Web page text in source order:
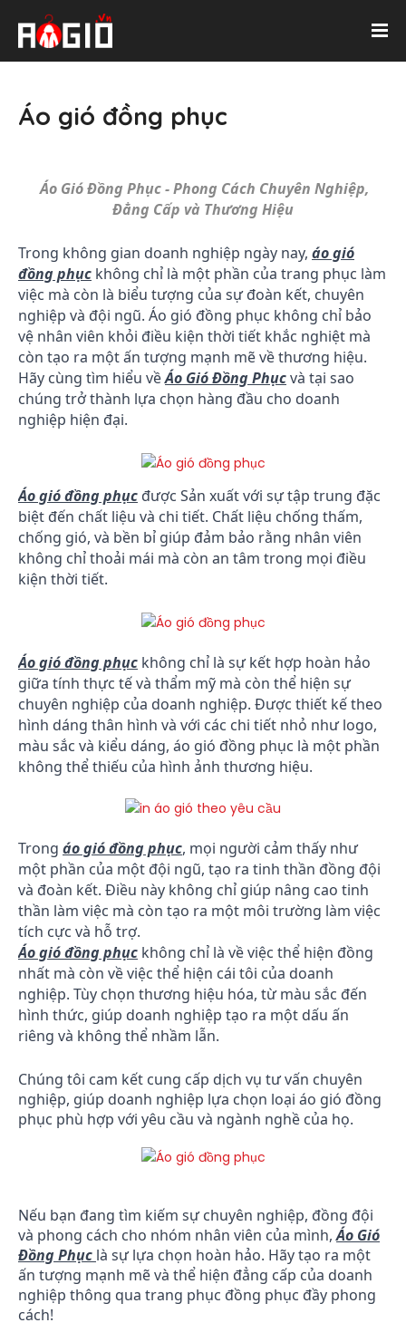
Áo gió đồng phục
Áo Gió Đồng Phục - Phong Cách Chuyên Nghiệp,
Đẳng Cấp và Thương Hiệu
Trong không gian doanh nghiệp ngày nay, áo gió
đồng phục không chỉ là một phần của trang phục làm
việc mà còn là biểu tượng của sự đoàn kết, chuyên
nghiệp và đội ngũ. Áo gió đồng phục không chỉ bảo
vệ nhân viên khỏi điều kiện thời tiết khắc nghiệt mà
còn tạo ra một ấn tượng mạnh mẽ về thương hiệu.
Hãy cùng tìm hiểu vềÁo Gió Đồng Phụcvà tại sao
chúng trở thành lựa chọn hàng đầu cho doanh
nghiệp hiện đại.
Áo gió đồng phục được Sản xuất với sự tập trung đặc
biệt đến chất liệu và chi tiết. Chất liệu chống thấm,
chống gió, và bền bỉ giúp đảm bảo rằng nhân viên
không chỉ thoải mái mà còn an tâm trong mọi điều
kiện thời tiết.
Áo gió đồng phục không chỉ là sự kết hợp hoàn hảo
giữa tính thực tế và thẩm mỹ mà còn thể hiện sự
chuyên nghiệp của doanh nghiệp. Được thiết kế theo
hình dáng thân hình và với các chi tiết nhỏ như logo,
màu sắc và kiểu dáng, áo gió đồng phục là một phần
không thể thiếu của hình ảnh thương hiệu.
Trong áo gió đồng phục, mọi người cảm thấy như
một phần của một đội ngũ, tạo ra tinh thần đồng đội
và đoàn kết. Điều này không chỉ giúp nâng cao tinh
thần làm việc mà còn tạo ra một môi trường làm việc
tích cực và hỗ trợ.
Áo gió đồng phục không chỉ là về việc thể hiện đồng
nhất mà còn về việc thể hiện cái tôi của doanh
nghiệp. Tùy chọn thương hiệu hóa, từ màu sắc đến
hình thức, giúp doanh nghiệp tạo ra một dấu ấn
riêng và không thể nhầm lẫn.
Chúng tôi cam kết cung cấp dịch vụ tư vấn chuyên
nghiệp, giúp doanh nghiệp lựa chọn loại áo gió đồng
phục phù hợp với yêu cầu và ngành nghề của họ.
Nếu bạn đang tìm kiếm sự chuyên nghiệp, đồng đội
và phong cách cho nhóm nhân viên của mình,Áo Gió
Đồng Phục là sự lựa chọn hoàn hảo. Hãy tạo ra một
ấn tượng mạnh mẽ và thể hiện đẳng cấp của doanh
nghiệp thông qua trang phục đồng phục đầy phong
cách!